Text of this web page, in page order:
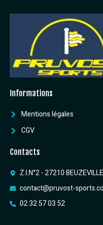
Informations
Mentions légales
CGV
Contacts
Z.I.N°2 - 27210 BEUZEVILLE
contact@pruvost-
02 32 57 03 52